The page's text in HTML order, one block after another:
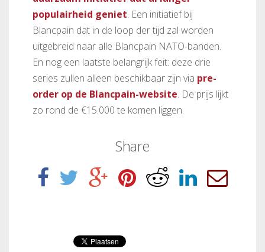
populairheid geniet. Een initiatief bij
Blancpain dat in de loop der tijd zal worden
uitgebreid naar alle Blancpain NATO-banden.
En nog een laatste belangrijk feit: deze drie
series zullen alleen beschikbaar zijn via pre-
order op de Blancpain-website. De prijs lijkt
zo rond de €15.000 te komen liggen.
Share